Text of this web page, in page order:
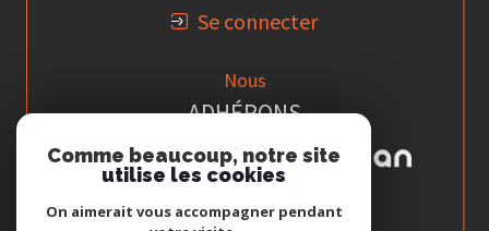
Se connecter
Nous
ADHÉRONS
Comme beaucoup, notre site
utilise les cookies
On aimerait vous accompagner pendant